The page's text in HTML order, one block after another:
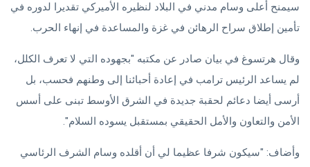
سيمنح أعلى وسام مدني في البلاد لنظيره الأميركي تقديرا لدوره في
تأمين إطلاق سراح الرهائن في غزة والمساعدة في إنهاء الحرب.
وقال هرتسوغ في بيان صادر عن مكتبه "بجهوده التي لا تعرف الكلل،
لم يساعد الرئيس ترامب في إعادة أحبائنا إلى وطنهم فحسب، بل
أرسى أيضا دعائم لحقبة جديدة في الشرق الأوسط تبنى على أسس
الأمن والتعاون والأمل الحقيقي بمستقبل يسوده السلام".
وأضاف: "سيكون شرفا عظيما لي أن أقلده وسام الشرف الرئاسي